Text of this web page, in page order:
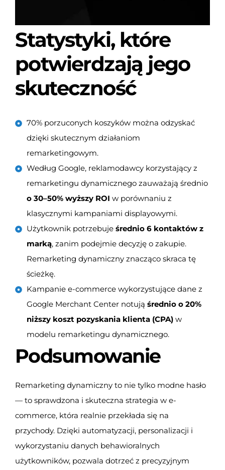
Statystyki, które
potwierdzają jego
skuteczność
70% porzuconych koszyków można odzyskać
dzięki skutecznym działaniom
remarketingowym.
Według Google, reklamodawcy korzystający z
remarketingu dynamicznego zauważają średnio
o 30–50% wyższy ROI w porównaniu z
klasycznymi kampaniami displayowymi.
Użytkownik potrzebuje średnio 6 kontaktów z
marką, zanim podejmie decyzję o zakupie.
Remarketing dynamiczny znacząco skraca tę
ścieżkę.
Kampanie e-commerce wykorzystujące dane z
Google Merchant Center notują średnio o 20%
niższy koszt pozyskania klienta (CPA)w
modelu remarketingu dynamicznego.
Podsumowanie
Remarketing dynamiczny to nie tylko modne hasło
— to sprawdzona i skuteczna strategia w e-
commerce, która realnie przekłada się na
przychody. Dzięki automatyzacji, personalizacji i
wykorzystaniu danych behawioralnych
użytkowników, pozwala dotrzeć z precyzyjnym